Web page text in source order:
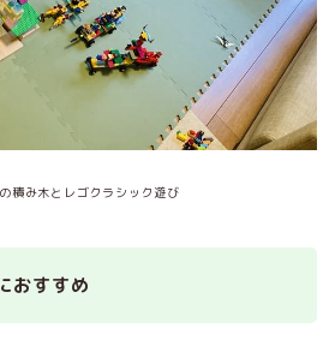
積み木とレゴクラシック遊び
おすすめ